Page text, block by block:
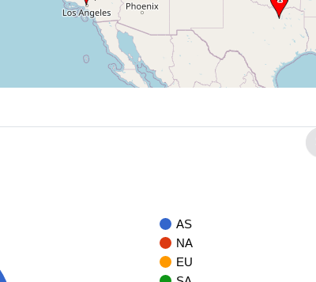
AS
NA
EU